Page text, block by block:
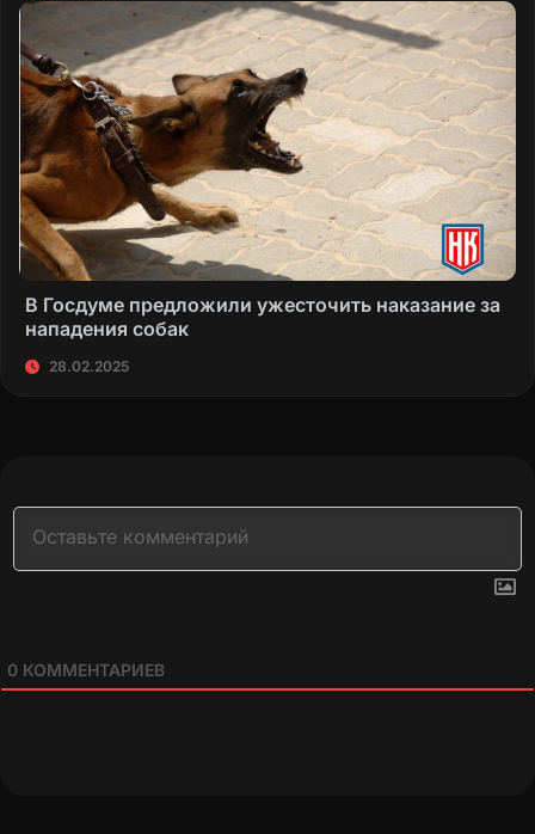
В Госдуме предложили ужесточить наказание за
нападения собак
28.02.2025
0 КОММЕНТАРИЕВ